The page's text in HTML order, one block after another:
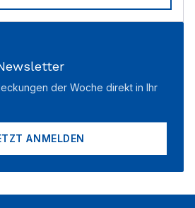
der Woche direkt in Ihr
ANMELDEN